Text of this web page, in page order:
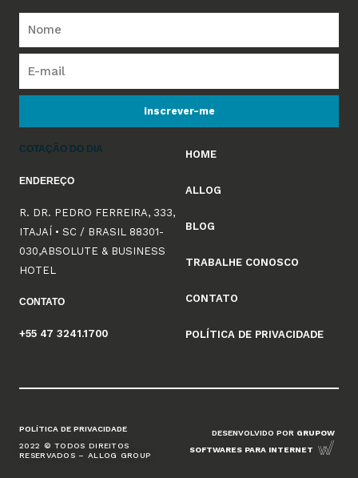
Inscrever-me
COTAÇÃO DO DIA
ENDEREÇO
R. DR. PEDRO FERREIRA, 333,
ITAJAÍ • SC / BRASIL 88301-
030,ABSOLUTE & BUSINESS
HOTEL
CONTATO
+55 47 3241.1700
HOME
ALLOG
BLOG
TRABALHE CONOSCO
CONTATO
POLÍTICA DE PRIVACIDADE
POLÍTICA DE PRIVACIDADE
2022 © TODOS DIREITOS
RESERVADOS – ALLOG GROUP
DESENVOLVIDO POR GRUPOW
SOFTWARES PARA INTERNET